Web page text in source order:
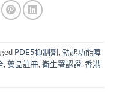
PDE5抑制劑, 勃起功能障
, 藥品註冊, 衛生署認證, 香港